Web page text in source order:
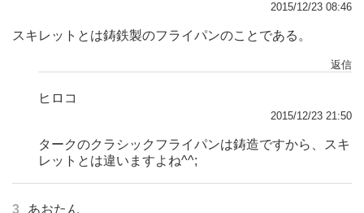
2015/12/23 08:46
スキレットとは鋳鉄製のフライパンのことである。
返信
ヒロコ
2015/12/23 21:50
タークのクラシックフライパンは鋳造ですから、スキ
レットとは違いますよね^^;
3 あおたん